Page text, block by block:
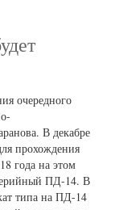
очередного
В декабре
прохождения
года на этом
ПД-14. В
типа на ПД-14